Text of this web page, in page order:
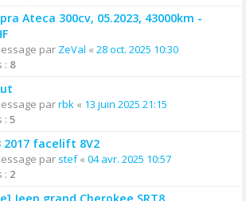
Ateca 300cv, 05.2023, 43000km -
par ZeVal « 28 oct. 2025 10:30
: 8
parrbk « 13 juin 2025 21:15
: 5
2017 facelift 8V2
par stef« 04 avr. 2025 10:57
: 2